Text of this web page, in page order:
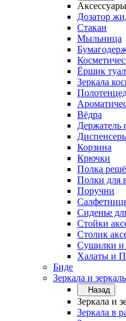
Дозатор
Стакан
Мыльница
Ёршик
Зеркала
Вёдра
Держатель
Корзина
Крючки
Полка
Полки для
Поручни
Сиденье
Стойки
Столик
Сушилки и
Халаты и
Биде
Зеркала и
Назад
Зеркала и
Зеркала в